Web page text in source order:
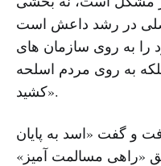
اصلی در رشد داعش است
را به روی سازمان های
به روی مردم اسلحه
کشید».
و گفت «اسد به پایان
«راهی مسالمت آمیز»